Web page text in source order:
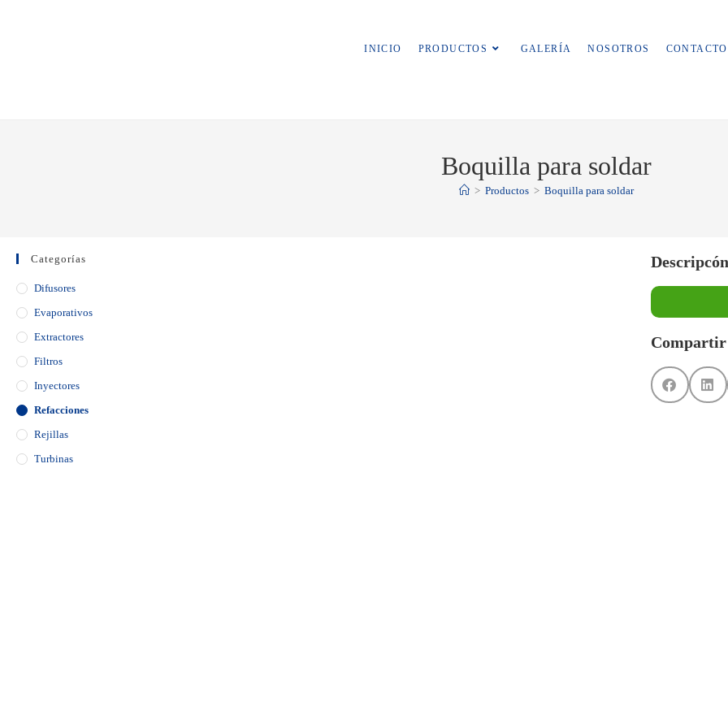
INICIO PRODUCTOS GALERÍA NOSOTROS CONTACTO
Boquilla para soldar
> Productos > Boquilla para soldar
Categorías
Difusores
Evaporativos
Extractores
Filtros
Inyectores
Refacciones
Rejillas
Turbinas
Descripcón
Compartir